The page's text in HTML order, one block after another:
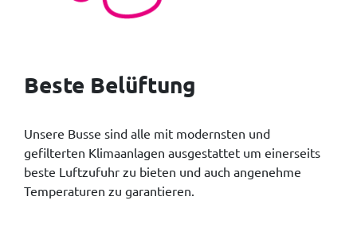
Beste Belüftung
Unsere Busse sind alle mit modernsten und
gefilterten Klimaanlagen ausgestattet um einerseits
beste Luftzufuhr zu bieten und auch angenehme
Temperaturen zu garantieren.